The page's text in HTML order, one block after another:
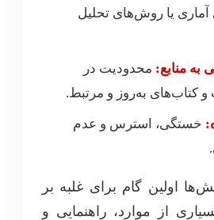
آماری یا روش‌های تحلیل
منابع: محدودیت در
و کتاب‌های به‌روز و مرتبط.
خستگی، استرس و عدم
اولین گام برای غلبه بر
از موارد، راهنمایی و